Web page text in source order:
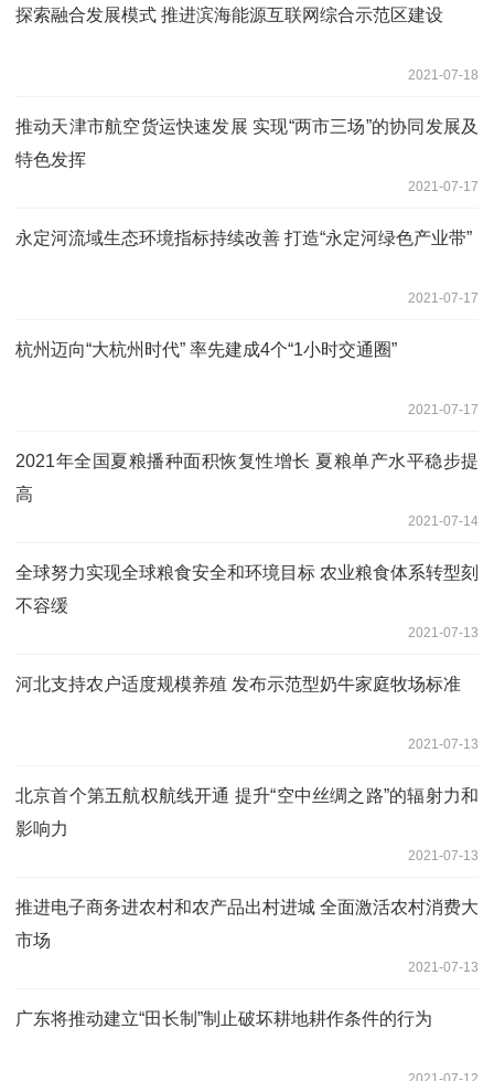
探索融合发展模式 推进滨海能源互联网综合示范区建设
2021-07-18
推动天津市航空货运快速发展 实现“两市三场”的协同发展及
特色发挥
2021-07-17
永定河流域生态环境指标持续改善 打造“永定河绿色产业带”
2021-07-17
杭州迈向“大杭州时代” 率先建成4个“1小时交通圈”
2021-07-17
2021年全国夏粮播种面积恢复性增长 夏粮单产水平稳步提
高
2021-07-14
全球努力实现全球粮食安全和环境目标 农业粮食体系转型刻
不容缓
2021-07-13
河北支持农户适度规模养殖 发布示范型奶牛家庭牧场标准
2021-07-13
北京首个第五航权航线开通 提升“空中丝绸之路”的辐射力和
影响力
2021-07-13
推进电子商务进农村和农产品出村进城 全面激活农村消费大
市场
2021-07-13
广东将推动建立“田长制”制止破坏耕地耕作条件的行为